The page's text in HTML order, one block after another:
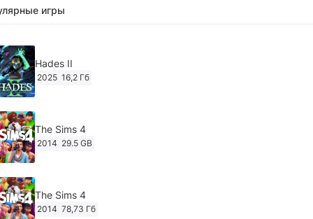
игры
Hades II
2025 16,2 Гб
The Sims 4
2014 29.5 GB
The Sims 4
2014 78,73 Гб